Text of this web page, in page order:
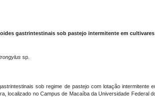
gastrintestinais sob pastejo intermitente em cultivares
sp.
sob regime de pastejo com lotação intermitente
localizado no Campus de Macaíba da Universidade Federal